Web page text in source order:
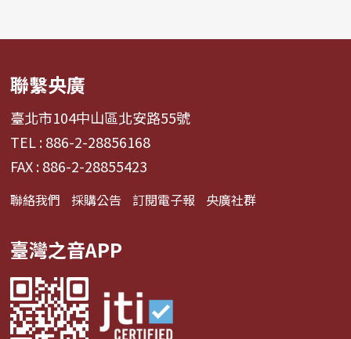
聯繫央廣
臺北市104中山區北安路55號
TEL : 886-2-28856168
FAX : 886-2-28855423
聯絡我們 採購公告 訂閱電子報 央廣社群
臺灣之音APP